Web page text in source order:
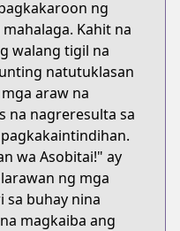
ng
Kahit na
walang tigil na
natutuklasan
araw na
na nagreresulta sa
wa Asobitai!" ay
ng mga
sa buhay nina
magkaiba ang